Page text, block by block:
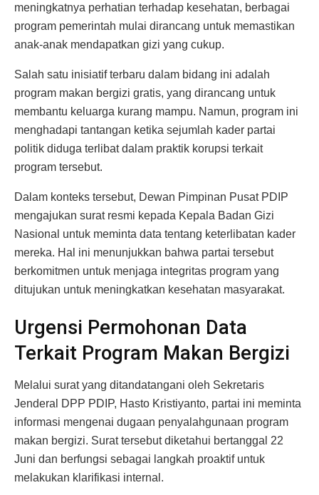
meningkatnya perhatian terhadap kesehatan, berbagai
program pemerintah mulai dirancang untuk memastikan
anak-anak mendapatkan gizi yang cukup.
Salah satu inisiatif terbaru dalam bidang ini adalah
program makan bergizi gratis, yang dirancang untuk
membantu keluarga kurang mampu. Namun, program ini
menghadapi tantangan ketika sejumlah kader partai
politik diduga terlibat dalam praktik korupsi terkait
program tersebut.
Dalam konteks tersebut, Dewan Pimpinan Pusat PDIP
mengajukan surat resmi kepada Kepala Badan Gizi
Nasional untuk meminta data tentang keterlibatan kader
mereka. Hal ini menunjukkan bahwa partai tersebut
berkomitmen untuk menjaga integritas program yang
ditujukan untuk meningkatkan kesehatan masyarakat.
Urgensi Permohonan Data
Terkait Program Makan Bergizi
Melalui surat yang ditandatangani oleh Sekretaris
Jenderal DPP PDIP, Hasto Kristiyanto, partai ini meminta
informasi mengenai dugaan penyalahgunaan program
makan bergizi. Surat tersebut diketahui bertanggal 22
Juni dan berfungsi sebagai langkah proaktif untuk
melakukan klarifikasi internal.